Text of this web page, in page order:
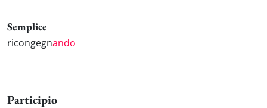
Semplice
ricongegnando
Participio